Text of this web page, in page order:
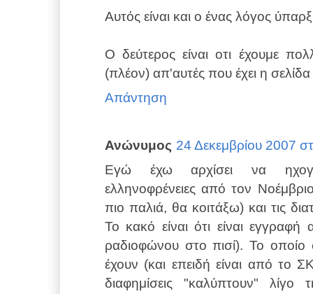
Αυτός είναι και ο ένας λόγος
Ο δεύτερος είναι οτι έχουμε
(πλέον) απ'αυτές που έχει η
Απάντηση
Ανώνυμος 24 Δεκεμβρίου 2007
Εγώ έχω αρχίσει να
ελληνοφρένειες από τον
πιο παλιά, θα κοιτάξω) και τις
Το κακό είναι ότι είναι
ραδιοφώνου στο πισί). Το οποίο
έχουν (και επειδή είναι από το
διαφημίσεις "καλύπτουν"